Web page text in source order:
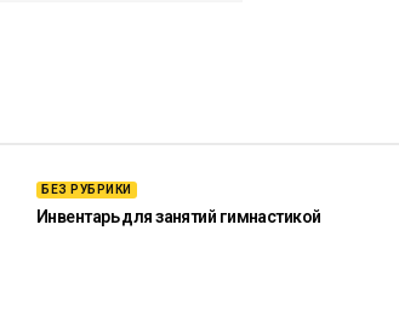
БЕЗ РУБРИКИ
Инвентарь для занятий гимнастикой